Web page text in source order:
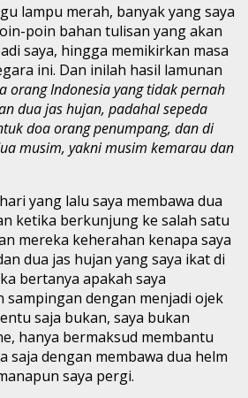
lampu merah, banyak yang saya
poin bahan tulisan yang akan
saya, hingga memikirkan masa
ini. Dan inilah hasil lamunan
orang Indonesia yang tidak pernah
dua jas hujan, padahal sepeda
doa orang penumpang, dan di
musim, yakni musim kemarau dan
yang lalu saya membawa dua
ketika berkunjung ke salah satu
mereka keherahan kenapa saya
dua jas hujan yang saya ikat di
bertanya apakah saya
sampingan dengan menjadi ojek
saja bukan, saya bukan
hanya bermaksud membantu
saja dengan membawa dua helm
saya pergi.